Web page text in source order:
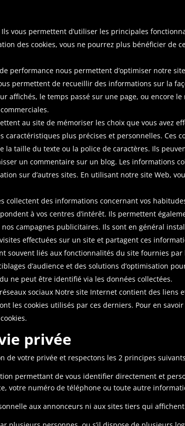
vous permettent d’utiliser les principales
des cookies, vous ne pourrez plus bénéficier de
performance nous permettent d’optimiser notre
permettent de recueillir des informations sur la
affichés, le temps passé sur une page, ou encore
au site de mémoriser les choix que vous avez
caractéristiques plus précises et personnelles. Ces
la taille du texte ou la police de caractères. Ils
un commentaire sur un blog. Les informations
sur d’autres sites. En utilisant notre site Web,
collectent des informations concernant vos
à vos centres d’intérêt. Ils permettent
campagnes publicitaires. Ils sont en général
effectuées sur un site et partagent ces
souvent liés aux fonctionnalités du site fournies
d’audience et des solutions d’optimisation
ne peut être identifié via les données collectées.
sociaux Notre site Internet contient des liens
les cookies utilisés par ces derniers. Pour en
privée
de votre privée et respectons les 2 principes
permettant de vous identifier directement et
votre numéro de téléphone ou toute autre
aux annonceurs ni aux sites tiers qui